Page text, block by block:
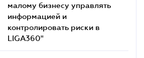
малому бизнесу управлять
информацией и
контролировать риски в
LIGA360"